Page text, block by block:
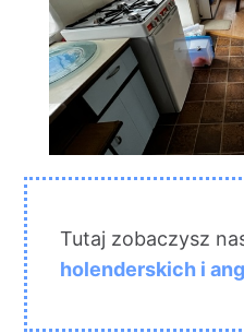
Tutaj zobaczysz
holenderskich i